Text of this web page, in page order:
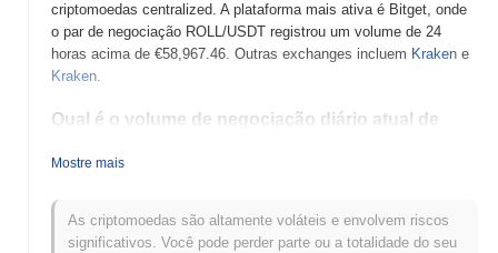
criptomoedas centralized. A plataforma mais ativa é Bitget, onde
o par de negociação ROLL/USDT registrou um volume de 24
horas acima de €58,967.46. Outras exchanges incluem Kraken e
Kraken.
Qual é o volume de negociação diário atual de
€139,651.00
com o dia anterior. Isso sugere um aumento de curto prazo na
atividade de negociação.
Mostre mais
As criptomoedas são altamente voláteis e envolvem riscos
significativos. Você pode perder parte ou a totalidade do seu